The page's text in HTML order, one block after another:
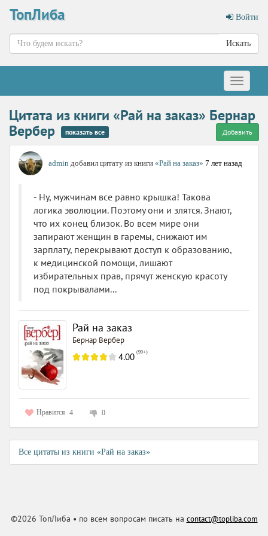
ТопЛиба Войти
Искать
Меню
Цитата из книги «Рай на заказ» Бернар
Вербер
показать все Добавить
admin добавил цитату из книги «Рай на заказ» 7 лет назад
- Ну, мужчинам все равно крышка! Такова
логика эволюции. Поэтому они и злятся. Знают,
что их конец близок. Во всем мире они
запирают женщин в гаремы, снижают им
зарплату, перекрывают доступ к образованию,
к медицинской помощи, лишают
избирательных прав, прячут женскую красоту
под покрывалами...
Рай на заказ
Бернар Вербер
4.00 (99+)
Нравится 4 0
Все цитаты из книги «Рай на заказ»
©2026 ТопЛиба • по всем вопросам писать на contact@topliba.com